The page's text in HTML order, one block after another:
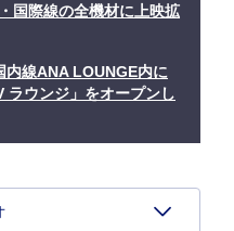
国際線の全機材に上映拡
内線ANA LOUNGE内に
ラウンジ」をオープンし